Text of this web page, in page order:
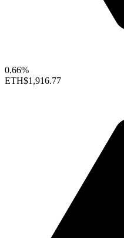
0.66%
ETH$1,916.77